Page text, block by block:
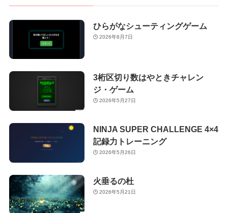
ひらがなシューティングゲーム
2026年8月7日
3桁区切り数はやときチャレン
ジ・ゲーム
2026年5月27日
NINJA SUPER CHALLENGE 4×4
記録力トレーニング
2026年5月26日
火垂るの杜
2026年5月21日